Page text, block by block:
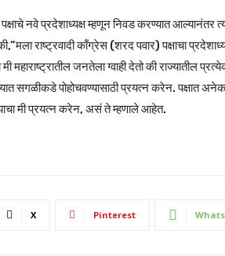
नवे प्रदेशाध्यक्ष म्हणून निवड करण्यात आल्यानंतर
राष्ट्रवादी काँग्रेस (शरद पवार) पक्षाचा
जनतेला ग्वाही देतो की राज्यातील
सगळीकडे पोहोचवण्यासाठी प्रयत्न करेन. पक्षात
मी प्रयत्न करेन, असं ते म्हणाले आहेत.
X Pinterest